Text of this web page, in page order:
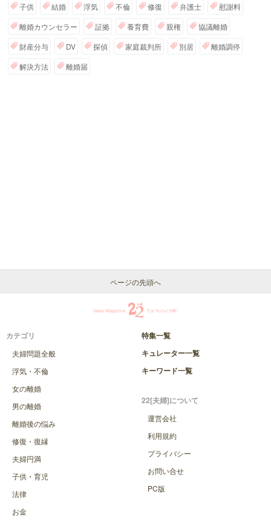
子供 結婚 浮気 不倫 修復 弁護士
慰謝料
離婚カウンセラー
証拠 養育費 親権
協議離婚
財産分与
DV 探偵 家庭裁判所 別居
離婚調停
解決方法
離婚届
ページの先頭へ
カテゴリ
夫婦問題全般
浮気・不倫
女の離婚
男の離婚
離婚後の悩み
修復・復縁
夫婦円満
子供・育児
法律
お金
特集一覧
キュレーター一覧
キーワード一覧
22[夫婦]について
運営会社
利用規約
プライバシー
お問い合せ
PC版